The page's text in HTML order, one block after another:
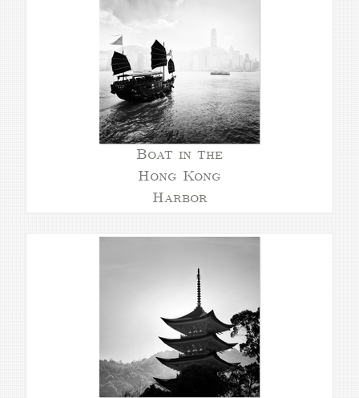
Boat in the
Hong Kong
Harbor